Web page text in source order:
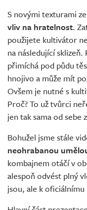
S novými texturami
vliv na hratelnost.
použijete kultivátor
na následující
přimíchá pod půdu
hnojivo a může mít
Ovšem je nutné s
Proč? To už tvůrci
jen tak sama od sebe
Bohužel jsme stále
neohrabanou
kombajnem otáčí v
alespoň odvést plný
jsou, ale k